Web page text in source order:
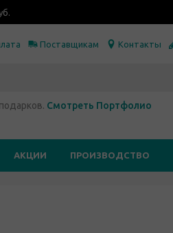
Поставщикам Контакты
Смотреть Портфолио
АКЦИИ ПРОИЗВОДСТВО